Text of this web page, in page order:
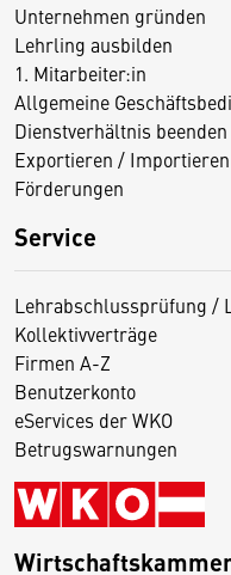
Unternehmen gründen
Lehrling ausbilden
1. Mitarbeiter:in
Allgemeine
Dienstverhältnis beenden
Exportieren / Importieren
Förderungen
Service
Lehrabschlussprüfung /
Kollektivverträge
Firmen A-Z
Benutzerkonto
eServices der WKO
Betrugswarnungen